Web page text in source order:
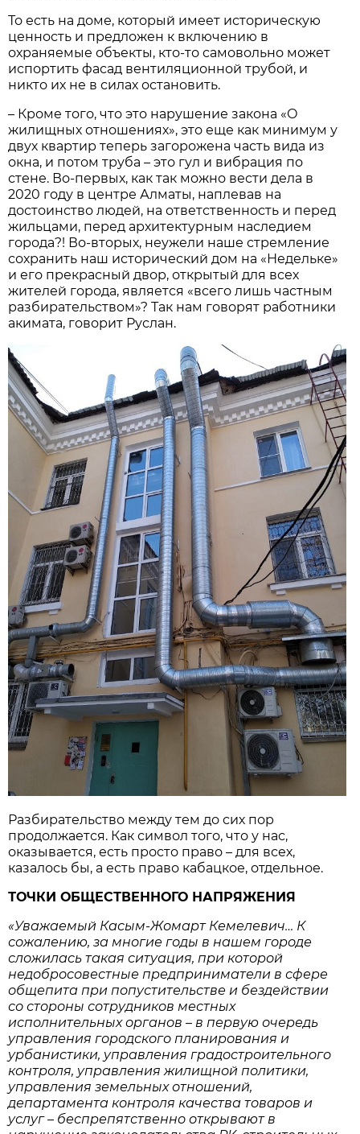
То есть на доме, который имеет историческую
ценность и предложен к включению в
охраняемые объекты, кто-то самовольно может
испортить фасад вентиляционной трубой, и
никто их не в силах остановить.
– Кроме того, что это нарушение закона «О
жилищных отношениях», это еще как минимум у
двух квартир теперь загорожена часть вида из
окна, и потом труба – это гул и вибрация по
стене. Во-первых, как так можно вести дела в
2020 году в центре Алматы, наплевав на
достоинство людей, на ответственность и перед
жильцами, перед архитектурным наследием
города?! Во-вторых, неужели наше стремление
сохранить наш исторический дом на «Недельке»
и его прекрасный двор, открытый для всех
жителей города, является «всего лишь частным
разбирательством»? Так нам говорят работники
акимата, говорит Руслан.
Разбирательство между тем до сих пор
продолжается. Как символ того, что у нас,
оказывается, есть просто право – для всех,
казалось бы, а есть право кабацкое, отдельное.
ТОЧКИ ОБЩЕСТВЕННОГО НАПРЯЖЕНИЯ
«Уважаемый Касым-Жомарт Кемелевич… К
сожалению, за многие годы в нашем городе
сложилась такая ситуация, при которой
недобросовестные предприниматели в сфере
общепита при попустительстве и бездействии
со стороны сотрудников местных
исполнительных органов – в первую очередь
управления городского планирования и
урбанистики, управления градостроительного
контроля, управления жилищной политики,
управления земельных отношений,
департамента контроля качества товаров и
услуг – беспрепятственно открывают в